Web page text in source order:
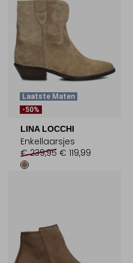
Laatste Maten
-50%
LINA LOCCHI
Enkellaarsjes
€ 239,95 € 119,99